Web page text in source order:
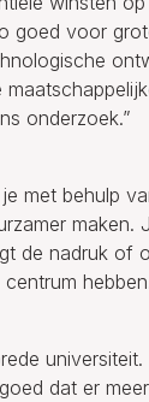
goed voor
onderzoek.”
met behulp
maken.
de nadruk
dat er